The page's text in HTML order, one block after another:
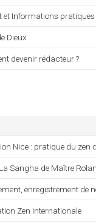
et Informations pratiques
Dieux
devenir rédacteur ?
Nice : pratique du zen
Sangha de Maître
enregistrement de
Zen Internationale